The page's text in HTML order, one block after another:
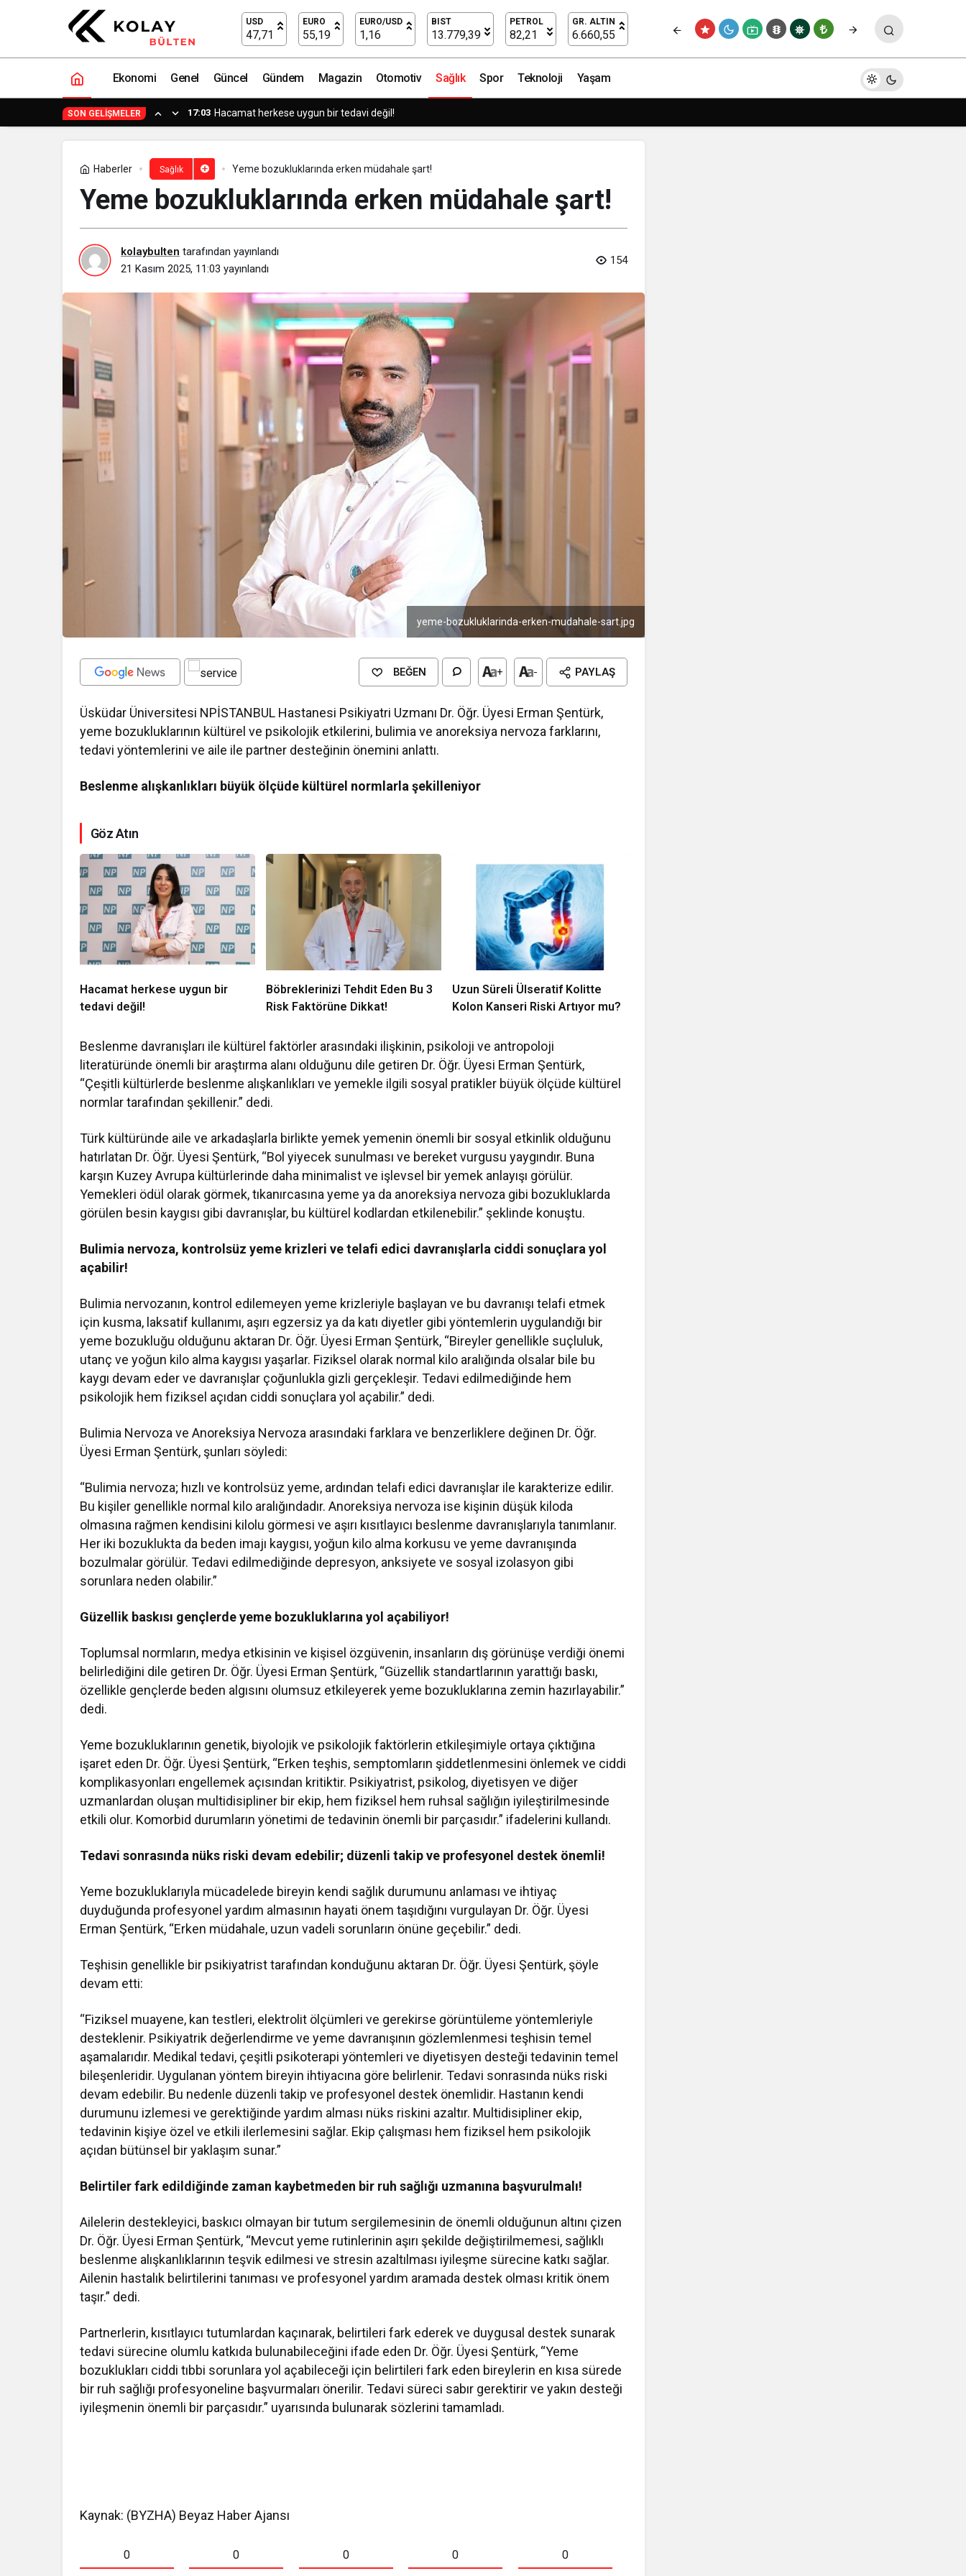
USD
47,71
EURO
55,19
EURO/USD
1,16
BIST
13.779,39
PETROL
82,21
GR. ALTIN
6.660,55
Ekonomi Genel Güncel Gündem Magazin Otomotiv Sağlık Spor Teknoloji Yaşam
SON GELIŞMELER 15:15 Küçük işletmeler büyük siber risklerle karşı karşıya
Haberler Sağlık Yeme bozukluklarında erken müdahale şart!
Yeme bozukluklarında erken müdahale şart!
kolaybulten tarafından yayınlandı
21 Kasım 2025, 11:03 yayınlandı
154
yeme-bozukluklarinda-erken-mudahale-sart.jpg
BEĞEN + - PAYLAŞ
Üsküdar Üniversitesi NPİSTANBUL Hastanesi Psikiyatri Uzmanı Dr. Öğr. Üyesi Erman Şentürk,
yeme bozukluklarının kültürel ve psikolojik etkilerini, bulimia ve anoreksiya nervoza farklarını,
tedavi yöntemlerini ve aile ile partner desteğinin önemini anlattı.
Beslenme alışkanlıkları büyük ölçüde kültürel normlarla şekilleniyor
Göz Atın
Hacamat herkese uygun bir
tedavi değil!
Böbreklerinizi Tehdit Eden Bu 3
Risk Faktörüne Dikkat!
Uzun Süreli Ülseratif Kolitte
Kolon Kanseri Riski Artıyor mu?
Beslenme davranışları ile kültürel faktörler arasındaki ilişkinin, psikoloji ve antropoloji
literatüründe önemli bir araştırma alanı olduğunu dile getiren Dr. Öğr. Üyesi Erman Şentürk,
“Çeşitli kültürlerde beslenme alışkanlıkları ve yemekle ilgili sosyal pratikler büyük ölçüde kültürel
normlar tarafından şekillenir.” dedi.
Türk kültüründe aile ve arkadaşlarla birlikte yemek yemenin önemli bir sosyal etkinlik olduğunu
hatırlatan Dr. Öğr. Üyesi Şentürk, “Bol yiyecek sunulması ve bereket vurgusu yaygındır. Buna
karşın Kuzey Avrupa kültürlerinde daha minimalist ve işlevsel bir yemek anlayışı görülür.
Yemekleri ödül olarak görmek, tıkanırcasına yeme ya da anoreksiya nervoza gibi bozukluklarda
görülen besin kaygısı gibi davranışlar, bu kültürel kodlardan etkilenebilir.” şeklinde konuştu.
Bulimia nervoza, kontrolsüz yeme krizleri ve telafi edici davranışlarla ciddi sonuçlara yol
açabilir!
Bulimia nervozanın, kontrol edilemeyen yeme krizleriyle başlayan ve bu davranışı telafi etmek
için kusma, laksatif kullanımı, aşırı egzersiz ya da katı diyetler gibi yöntemlerin uygulandığı bir
yeme bozukluğu olduğunu aktaran Dr. Öğr. Üyesi Erman Şentürk, “Bireyler genellikle suçluluk,
utanç ve yoğun kilo alma kaygısı yaşarlar. Fiziksel olarak normal kilo aralığında olsalar bile bu
kaygı devam eder ve davranışlar çoğunlukla gizli gerçekleşir. Tedavi edilmediğinde hem
psikolojik hem fiziksel açıdan ciddi sonuçlara yol açabilir.” dedi.
Bulimia Nervoza ve Anoreksiya Nervoza arasındaki farklara ve benzerliklere değinen Dr. Öğr.
Üyesi Erman Şentürk, şunları söyledi:
“Bulimia nervoza; hızlı ve kontrolsüz yeme, ardından telafi edici davranışlar ile karakterize edilir.
Bu kişiler genellikle normal kilo aralığındadır. Anoreksiya nervoza ise kişinin düşük kiloda
olmasına rağmen kendisini kilolu görmesi ve aşırı kısıtlayıcı beslenme davranışlarıyla tanımlanır.
Her iki bozuklukta da beden imajı kaygısı, yoğun kilo alma korkusu ve yeme davranışında
bozulmalar görülür. Tedavi edilmediğinde depresyon, anksiyete ve sosyal izolasyon gibi
sorunlara neden olabilir.”
Güzellik baskısı gençlerde yeme bozukluklarına yol açabiliyor!
Toplumsal normların, medya etkisinin ve kişisel özgüvenin, insanların dış görünüşe verdiği önemi
belirlediğini dile getiren Dr. Öğr. Üyesi Erman Şentürk, “Güzellik standartlarının yarattığı baskı,
özellikle gençlerde beden algısını olumsuz etkileyerek yeme bozukluklarına zemin hazırlayabilir.”
dedi.
Yeme bozukluklarının genetik, biyolojik ve psikolojik faktörlerin etkileşimiyle ortaya çıktığına
işaret eden Dr. Öğr. Üyesi Şentürk, “Erken teşhis, semptomların şiddetlenmesini önlemek ve ciddi
komplikasyonları engellemek açısından kritiktir. Psikiyatrist, psikolog, diyetisyen ve diğer
uzmanlardan oluşan multidisipliner bir ekip, hem fiziksel hem ruhsal sağlığın iyileştirilmesinde
etkili olur. Komorbid durumların yönetimi de tedavinin önemli bir parçasıdır.” ifadelerini kullandı.
Tedavi sonrasında nüks riski devam edebilir; düzenli takip ve profesyonel destek önemli!
Yeme bozukluklarıyla mücadelede bireyin kendi sağlık durumunu anlaması ve ihtiyaç
duyduğunda profesyonel yardım almasının hayati önem taşıdığını vurgulayan Dr. Öğr. Üyesi
Erman Şentürk, “Erken müdahale, uzun vadeli sorunların önüne geçebilir.” dedi.
Teşhisin genellikle bir psikiyatrist tarafından konduğunu aktaran Dr. Öğr. Üyesi Şentürk, şöyle
devam etti:
“Fiziksel muayene, kan testleri, elektrolit ölçümleri ve gerekirse görüntüleme yöntemleriyle
desteklenir. Psikiyatrik değerlendirme ve yeme davranışının gözlemlenmesi teşhisin temel
aşamalarıdır. Medikal tedavi, çeşitli psikoterapi yöntemleri ve diyetisyen desteği tedavinin temel
bileşenleridir. Uygulanan yöntem bireyin ihtiyacına göre belirlenir. Tedavi sonrasında nüks riski
devam edebilir. Bu nedenle düzenli takip ve profesyonel destek önemlidir. Hastanın kendi
durumunu izlemesi ve gerektiğinde yardım alması nüks riskini azaltır. Multidisipliner ekip,
tedavinin kişiye özel ve etkili ilerlemesini sağlar. Ekip çalışması hem fiziksel hem psikolojik
açıdan bütünsel bir yaklaşım sunar.”
Belirtiler fark edildiğinde zaman kaybetmeden bir ruh sağlığı uzmanına başvurulmalı!
Ailelerin destekleyici, baskıcı olmayan bir tutum sergilemesinin de önemli olduğunun altını çizen
Dr. Öğr. Üyesi Erman Şentürk, “Mevcut yeme rutinlerinin aşırı şekilde değiştirilmemesi, sağlıklı
beslenme alışkanlıklarının teşvik edilmesi ve stresin azaltılması iyileşme sürecine katkı sağlar.
Ailenin hastalık belirtilerini tanıması ve profesyonel yardım aramada destek olması kritik önem
taşır.” dedi.
Partnerlerin, kısıtlayıcı tutumlardan kaçınarak, belirtileri fark ederek ve duygusal destek sunarak
tedavi sürecine olumlu katkıda bulunabileceğini ifade eden Dr. Öğr. Üyesi Şentürk, “Yeme
bozuklukları ciddi tıbbi sorunlara yol açabileceği için belirtileri fark eden bireylerin en kısa sürede
bir ruh sağlığı profesyoneline başvurmaları önerilir. Tedavi süreci sabır gerektirir ve yakın desteği
iyileşmenin önemli bir parçasıdır.” uyarısında bulunarak sözlerini tamamladı.
Kaynak: (BYZHA) Beyaz Haber Ajansı
0 0 0 0 0
Yerinden çıkan daimi diş için 30 dakika önemli! Yorum Yap Paylaş